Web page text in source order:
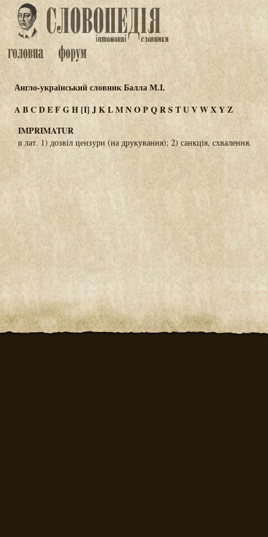
Англо-український словник Балла М.І.
ABCDEFGH[I] JKLMNOPQRSTUVWXYZ
IMPRIMATUR
n лат. 1) дозвіл цензури (на друкування); 2) санкція, схвалення.